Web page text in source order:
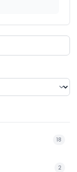
18
2